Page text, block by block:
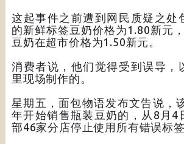
这起事件之前遭到网民质疑之处
的新鲜标签豆奶价格为1.80新元
豆奶在超市价格为1.50新元。
消费者说，他们觉得受到误导，
里现场制作的。
星期五，面包物语发布文告说，
年开始销售瓶装豆奶的，从8月4
部46家分店停止使用所有错误标签